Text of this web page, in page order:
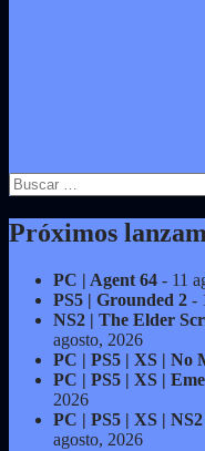
Buscar:
Próximos
PC | Agent 64 - 11
PS5 | Grounded 2 -
NS2 | The Elder
agosto, 2026
PC | PS5 | XS | No
PC | PS5 | XS |
2026
PC | PS5 | XS |
agosto, 2026